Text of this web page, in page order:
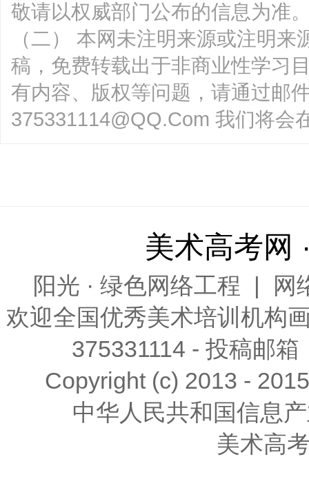
敬请以权威部门公布的信息为准
（二） 本网未注明来源或注明
稿，免费转载出于非商业性学习
有内容、版权等问题，请通过邮
375331114@QQ.Com 我们将会
美术高考网
阳光 · 绿色网络工程 |
网
欢迎全国优秀美术培训 机构
375331114 - 投稿邮
Copyright (c) 2013 -
中华人民共和国信息
美术高